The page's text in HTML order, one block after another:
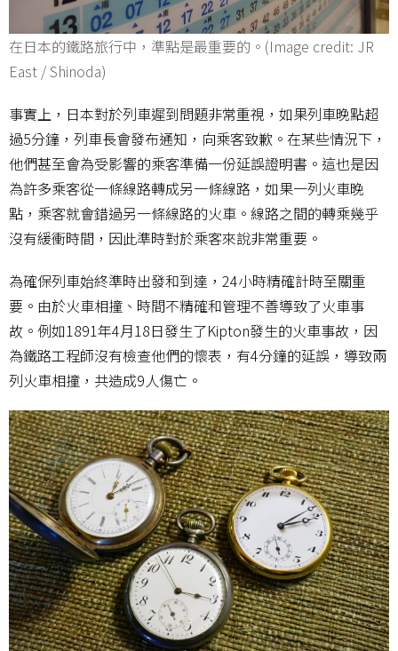
在日本的鐵路旅行中，準點是最重要的。(Image credit: JR
East / Shinoda)
事實上，日本對於列車遲到問題非常重視，如果列車晚點超
過5分鐘，列車長會發布通知，向乘客致歉。在某些情況下，
他們甚至會為受影響的乘客準備一份延誤證明書。這也是因
為許多乘客從一條線路轉成另一條線路，如果一列火車晚
點，乘客就會錯過另一條線路的火車。線路之間的轉乘幾乎
沒有緩衝時間，因此準時對於乘客來說非常重要。
為確保列車始終準時出發和到達，24小時精確計時至關重
要。由於火車相撞、時間不精確和管理不善導致了火車事
故。例如1891年4月18日發生了Kipton發生的火車事故，因
為鐵路工程師沒有檢查他們的懷表，有4分鐘的延誤，導致兩
列火車相撞，共造成9人傷亡。